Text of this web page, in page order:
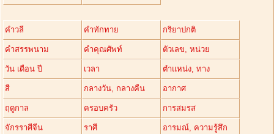
คำวลี คำทักทาย กริยาปกติ
คำสรรพนาม คำคุณศัพท์ ตัวเลข, หน่วย
วัน เดือน ปี เวลา ตำแหน่ง, ทาง
สี กลางวัน, กลางคืน อากาศ
ฤดูกาล ครอบครัว การสมรส
จักรราศีจีน ราศี อารมณ์, ความรู้สึก